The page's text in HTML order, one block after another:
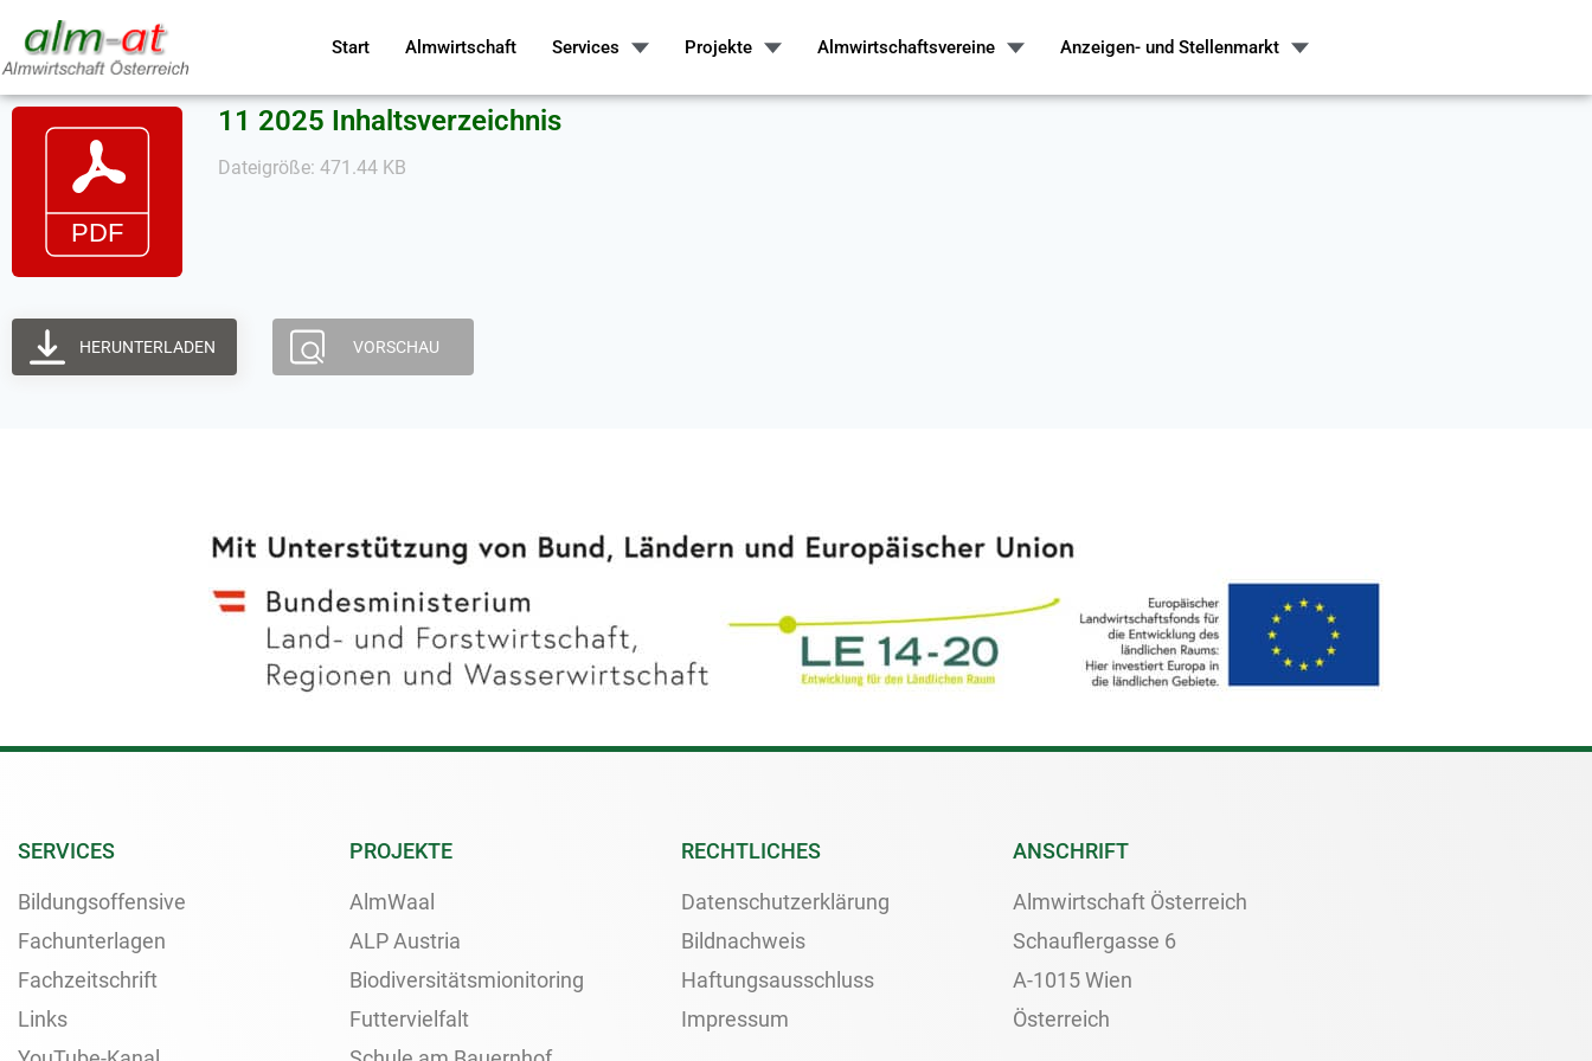
Start Almwirtschaft Services Projekte Almwirtschaftsvereine Anzeigen- und Stellenmarkt
11 2025 Inhaltsverzeichnis
Dateigröße: 471.44 KB
HERUNTERLADEN VORSCHAU
SERVICES
Bildungsoffensive
Fachunterlagen
Fachzeitschrift
Links
PROJEKTE
AlmWaal
ALP Austria
Biodiversitätsmionitoring
Futtervielfalt
RECHTLICHES
Datenschutzerklärung
Bildnachweis
Haftungsausschluss
Impressum
ANSCHRIFT
Almwirtschaft Österreich
Schauflergasse 6
A-1015 Wien
Österreich